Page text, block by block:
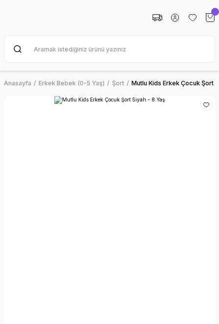
Anasayfa Erkek Bebek (0-5 Yaş) Şort Mutlu Kids Erkek Çocuk Şort